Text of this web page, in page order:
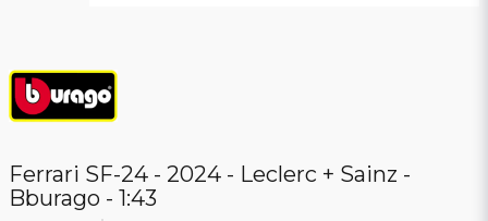
Ferrari SF-24 - 2024 - Leclerc + Sainz -
Bburago - 1:43